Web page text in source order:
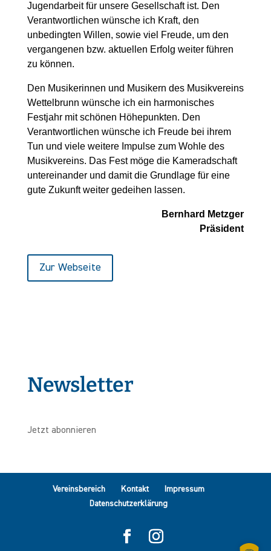
Jugendarbeit für unsere Gesellschaft ist. Den
Verantwortlichen wünsche ich Kraft, den
unbedingten Willen, sowie viel Freude, um den
vergangenen bzw. aktuellen Erfolg weiter führen
zu können.
Den Musikerinnen und Musikern des Musikvereins
Wettelbrunn wünsche ich ein harmonisches
Festjahr mit schönen Höhepunkten. Den
Verantwortlichen wünsche ich Freude bei ihrem
Tun und viele weitere Impulse zum Wohle des
Musikvereins. Das Fest möge die Kameradschaft
untereinander und damit die Grundlage für eine
gute Zukunft weiter gedeihen lassen.
Bernhard Metzger
Präsident
Zur Webseite
Newsletter
Jetzt abonnieren
Vereinsbereich Kontakt
Impressum
Datenschutzerklärung